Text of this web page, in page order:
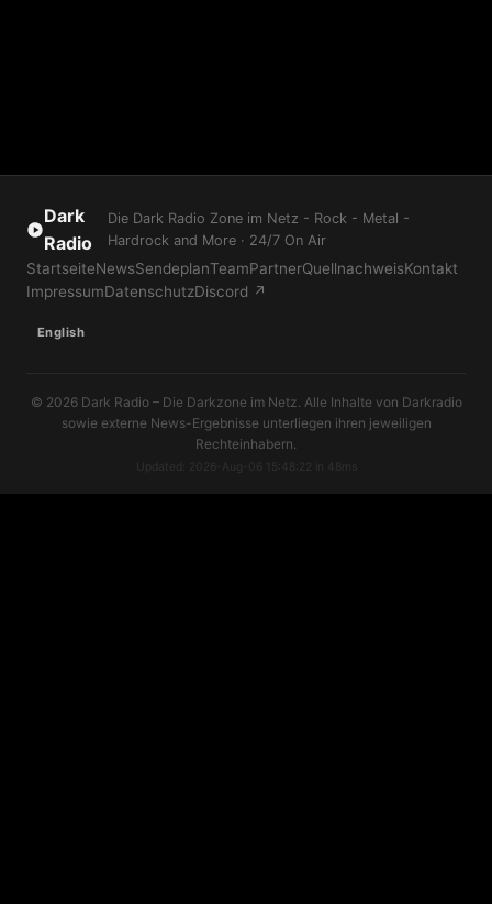
Dark
Radio
Die Dark Radio Zone im Netz - Rock - Metal -
Hardrock and More · 24/7 On Air
StartseiteNewsSendeplanTeamPartnerQuellnachweisKontakt
ImpressumDatenschutzDiscord ↗
English
© 2026 Dark Radio – Die Darkzone im Netz. Alle Inhalte von Darkradio
sowie externe News-Ergebnisse unterliegen ihren jeweiligen
Rechteinhabern.
Updated: 2026-Aug-06 15:48:22 in 48ms